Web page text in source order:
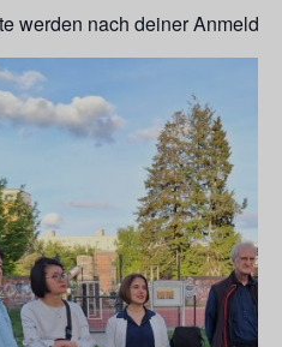
werden nach deiner